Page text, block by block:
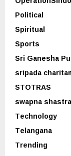
Political
Spiritual
Sports
Sri Ganesha
sripada
STOTRAS
swapna shastra
Technology
Telangana
Trending